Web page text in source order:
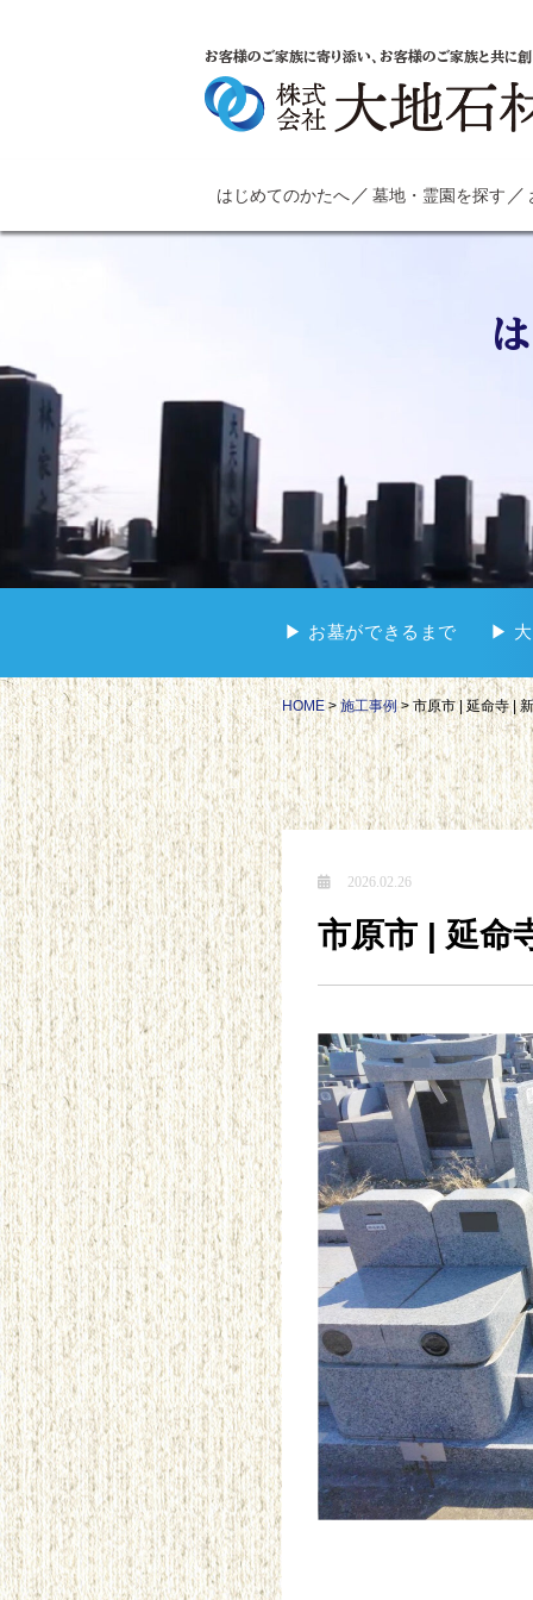
お客様のご家族に寄り添い、お客様のご家族と共に
はじめてのかたへ 墓地・霊園を探す
▶︎ お墓ができるまで ▶︎ 大
HOME>施工事例> 市原市 | 延命寺 |
2026.02.26
市原市 | 延命